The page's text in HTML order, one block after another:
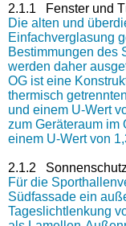
2.1.1 Fenster und
Die alten und
Einfachverglasung
Bestimmungen des
werden daher
OG ist eine
thermisch
und einem U-Wert
zum Geräteraum im
einem U-Wert von
2.1.2 Sonnenschutz
Für die
Südfassade ein
Tageslichtlenkung